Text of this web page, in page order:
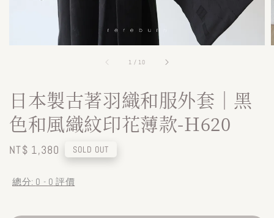
1 / 10
日本製古著羽織和服外套｜黑
色和風織紋印花薄款-H620
Regular
NT$ 1,380 SOLD OUT
總分: 0 - 0 評價